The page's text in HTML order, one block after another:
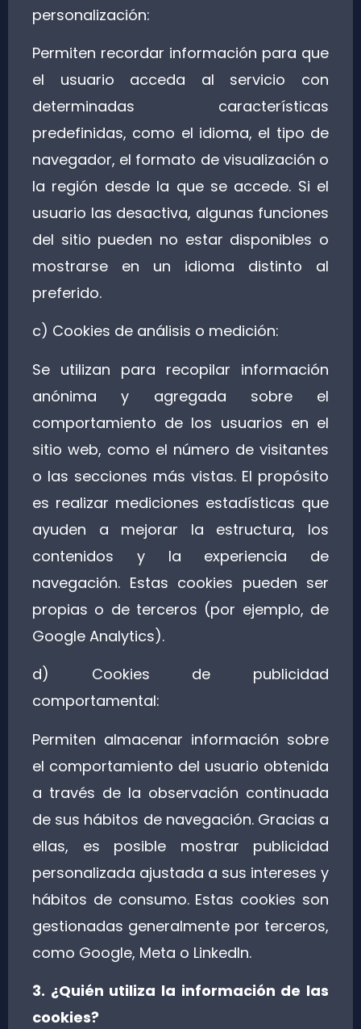
personalización:
Permiten recordar información para que
el usuario acceda al servicio con
determinadas características
predefinidas, como el idioma, el tipo de
navegador, el formato de visualización o
la región desde la que se accede. Si el
usuario las desactiva, algunas funciones
del sitio pueden no estar disponibles o
mostrarse en un idioma distinto al
preferido.
c) Cookies de análisis o medición:
Se utilizan para recopilar información
anónima y agregada sobre el
comportamiento de los usuarios en el
sitio web, como el número de visitantes
o las secciones más vistas. El propósito
es realizar mediciones estadísticas que
ayuden a mejorar la estructura, los
contenidos y la experiencia de
navegación. Estas cookies pueden ser
propias o de terceros (por ejemplo, de
Google Analytics).
d) Cookies de publicidad
comportamental:
Permiten almacenar información sobre
el comportamiento del usuario obtenida
a través de la observación continuada
de sus hábitos de navegación. Gracias a
ellas, es posible mostrar publicidad
personalizada ajustada a sus intereses y
hábitos de consumo. Estas cookies son
gestionadas generalmente por terceros,
como Google, Meta o LinkedIn.
3. ¿Quién utiliza la información de las
cookies?